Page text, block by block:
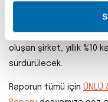
Firma, iskontolu işlemde
projeksiyonları sunuyor.
oluşan şirket, yıllık %10
sürdürülecek.
Raporun tümü için ÜNLÜ